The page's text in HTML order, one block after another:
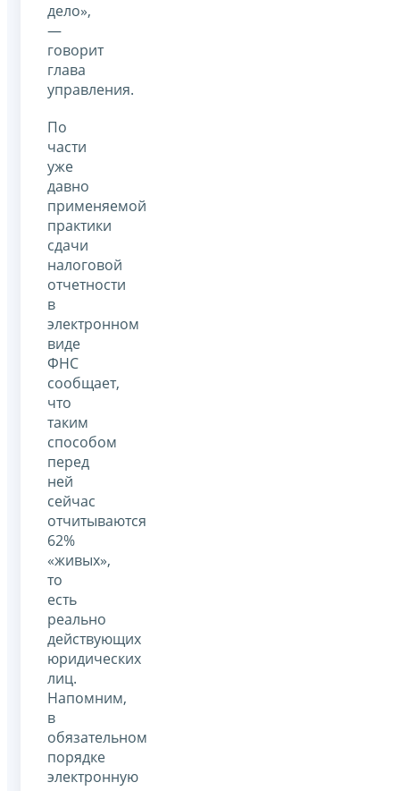
дело»,
—
говорит
глава
управления.
По
части
уже
давно
применяемой
практики
сдачи
налоговой
отчетности
в
электронном
виде
ФНС
сообщает,
что
таким
способом
перед
ней
сейчас
отчитываются
62%
«живых»,
то
есть
реально
действующих
юридических
лиц.
Напомним,
в
обязательном
порядке
электронную